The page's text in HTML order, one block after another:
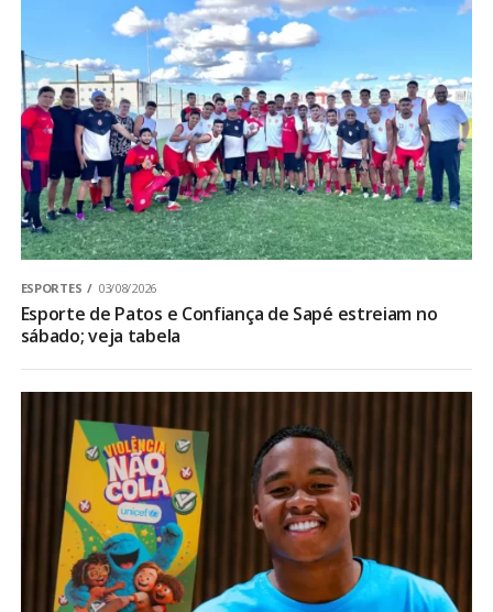
ESPORTES 03/08/2026
Esporte de Patos e Confiança de Sapé estreiam no
sábado; veja tabela